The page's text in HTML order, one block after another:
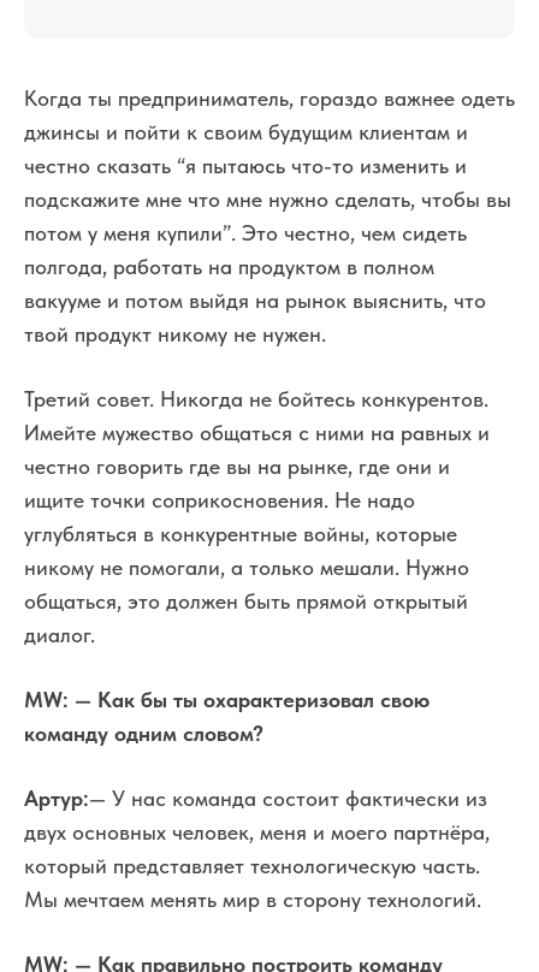
Когда ты предприниматель, гораздо важнее одеть
джинсы и пойти к своим будущим клиентам и
честно сказать “я пытаюсь что-то изменить и
подскажите мне что мне нужно сделать, чтобы вы
потом у меня купили”. Это честно, чем сидеть
полгода, работать на продуктом в полном
вакууме и потом выйдя на рынок выяснить, что
твой продукт никому не нужен.
Третий совет. Никогда не бойтесь конкурентов.
Имейте мужество общаться с ними на равных и
честно говорить где вы на рынке, где они и
ищите точки соприкосновения. Не надо
углубляться в конкурентные войны, которые
никому не помогали, а только мешали. Нужно
общаться, это должен быть прямой открытый
диалог.
MW: — Как бы ты охарактеризовал свою
команду одним словом?
Артур:— У нас команда состоит фактически из
двух основных человек, меня и моего партнёра,
который представляет технологическую часть.
Мы мечтаем менять мир в сторону технологий.
MW: — Как правильно построить команду